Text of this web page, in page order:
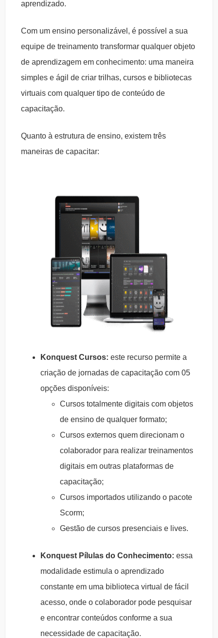
aprendizado.
Com um ensino personalizável, é possível a sua
equipe de treinamento transformar qualquer objeto
de aprendizagem em conhecimento: uma maneira
simples e ágil de criar trilhas, cursos e bibliotecas
virtuais com qualquer tipo de conteúdo de
capacitação.
Quanto à estrutura de ensino, existem três
maneiras de capacitar:
Konquest Cursos: este recurso permite a
criação de jornadas de capacitação com 05
opções disponíveis:
Cursos totalmente digitais com objetos
de ensino de qualquer formato;
Cursos externos quem direcionam o
colaborador para realizar treinamentos
digitais em outras plataformas de
capacitação;
Cursos importados utilizando o pacote
Scorm;
Gestão de cursos presenciais e lives.
Konquest Pílulas do Conhecimento: essa
modalidade estimula o aprendizado
constante em uma biblioteca virtual de fácil
acesso, onde o colaborador pode pesquisar
e encontrar conteúdos conforme a sua
necessidade de capacitação.